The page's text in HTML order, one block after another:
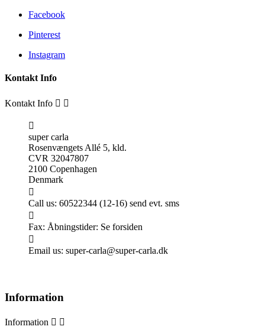
Facebook
Pinterest
Instagram
Kontakt Info
Kontakt Info  

super carla
Rosenvængets Allé 5, kld.
CVR 32047807
2100 Copenhagen
Denmark

Call us: 60522344 (12-16) send evt. sms

Fax: Åbningstider: Se forsiden

Email us: super-carla@super-carla.dk
Information
Information  